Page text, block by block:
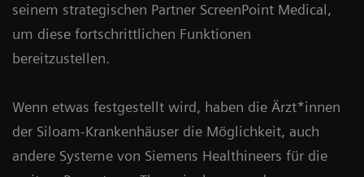
seinem strategischen Partner ScreenPoint Medical,
um diese fortschrittlichen Funktionen
bereitzustellen.
Wenn etwas festgestellt wird, haben die Ärzt*innen
der Siloam-Krankenhäuser die Möglichkeit, auch
andere Systeme von Siemens Healthineers für die